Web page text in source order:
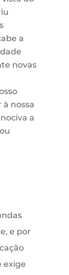
a
novas
nossa
a
e por
exige